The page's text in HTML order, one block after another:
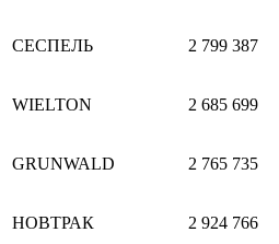
СЕСПЕЛЬ 2 799 387
WIELTON 2 685 699
GRUNWALD 2 765 735
НОВТРАК 2 924 766